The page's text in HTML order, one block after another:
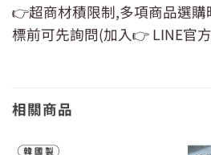
👉超商材積限制,多項商品選購
標前可先詢問(加入👉 LINE官
相關商品